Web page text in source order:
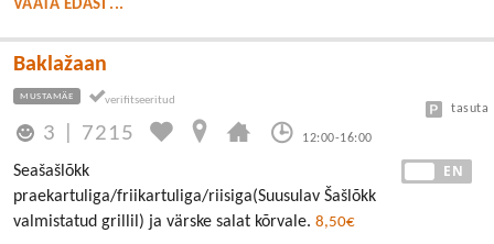
VAATA EDASI ...
Baklažaan
MUSTAMÄE
3 7215 12:00-16:00
tasuta
EN
Seašašlõkk
praekartuliga/friikartuliga/riisiga(Suusulav Šašlõkk
valmistatud grillil) ja värske salat kõrvale. 8,50€